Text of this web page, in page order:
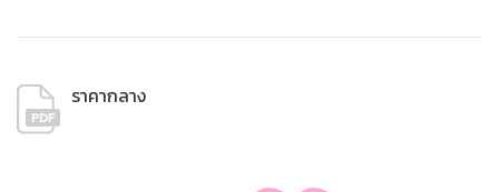
ราคากลาง